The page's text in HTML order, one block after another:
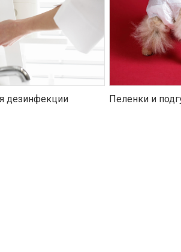
дезинфекции Пеленки и